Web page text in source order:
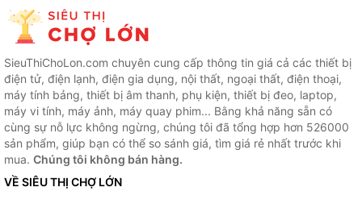
SieuThiChoLon.com chuyên cung cấp thông tin giá cả các thiết bị
điện tử, điện lạnh, điện gia dụng, nội thất, ngoại thất, điện thoại,
máy tính bảng, thiết bị âm thanh, phụ kiện, thiết bị đeo, laptop,
máy vi tính, máy ảnh, máy quay phim... Bằng khả năng sẵn có
cùng sự nỗ lực không ngừng, chúng tôi đã tổng hợp hơn 526000
sản phẩm, giúp bạn có thể so sánh giá, tìm giá rẻ nhất trước khi
mua. Chúng tôi không bán hàng.
VỀ SIÊU THỊ CHỢ LỚN